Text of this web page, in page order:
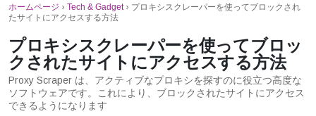
ホームページ › Tech & Gadget› プロキシスクレーパーを使ってブロックされ
たサイトにアクセスする方法
プロキシスクレーパーを使ってブロッ
クされたサイトにアクセスする方法
Proxy Scraper は、アクティブなプロキシを探すのに役立つ高度な
ソフトウェアです。これにより、ブロックされたサイトにアクセス
できるようになります